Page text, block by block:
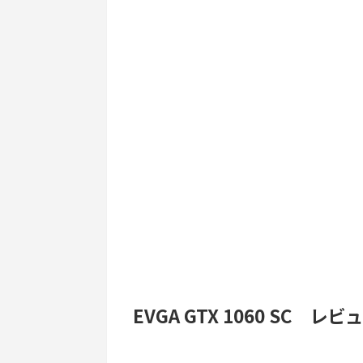
EVGA GTX 1060 SC レビ